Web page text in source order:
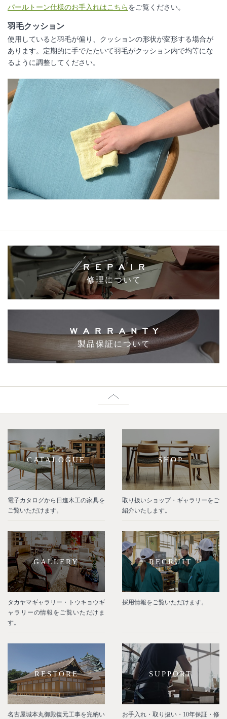
パールトーン仕様のお手入れはこちら をご覧ください。
羽毛クッション
使用していると羽毛が偏り、クッションの形状が変形する場合が
あります。定期的に手でたたいて羽毛がクッション内で均等にな
るように調整してください。
REPAIR
修理について
WARRANTY
製品保証について
CATALOGUE
電子カタログから日進木工の家具を
ご覧いただけます。
SHOP
取り扱いショップ・ギャラリーをご
紹介いたします。
GALLERY
タカヤマギャラリー・トウキョウギ
ャラリーの情報をご覧いただけま
す。
RECRUIT
採用情報をご覧いただけます。
RESTORE
名古屋城本丸御殿復元工事を完納い
SUPPORT
お手入れ・取り扱い・10年保証・修